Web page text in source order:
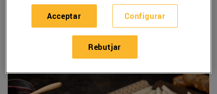
A les nostres seccions de xarcuteria i formatgeria
preparem safates d’embotits per encàrrec, amb
productes de la millor qualitat, per sorprendre els
teus convidats.
Configurar
Rebutjar
Acceptar